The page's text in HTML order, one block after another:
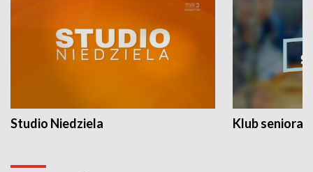
Studio Niedziela Klub seniora